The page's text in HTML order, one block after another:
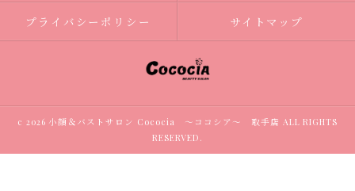
プライバシーポリシー サイトマップ
c 2026 小顔＆バストサロン Cococia ～ココシア～ 取手店 ALL RIGHTS
RESERVED.